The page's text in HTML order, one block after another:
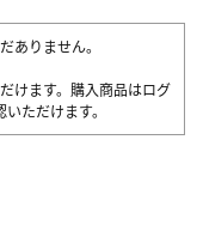
ありません。
けます。購入商品はログ
ただけます。